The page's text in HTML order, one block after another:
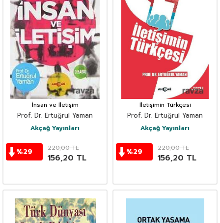
İnsan ve İletişim
Prof. Dr. Ertuğrul Yaman
Akçağ Yayınları
%29 220,00TL
156,20 TL
İletişimin Türkçesi
Prof. Dr. Ertuğrul Yaman
Akçağ Yayınları
%29 220,00TL
156,20 TL